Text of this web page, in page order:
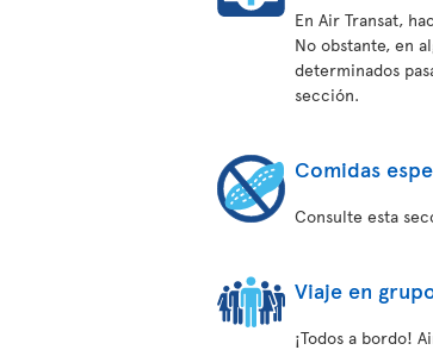
En Air Transat,
No obstante, en
determinados
sección.
Comidas
Consulte esta
Viaje en
¡Todos a bordo!